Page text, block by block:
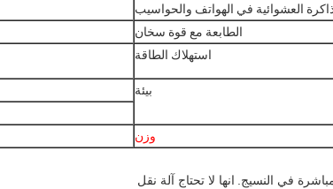
العشوائية في الهواتف والحواسيب
الطابعة مع قوة سخان
استهلاك الطاقة
بيئة
وزن
انها لا تحتاج آلة نقل